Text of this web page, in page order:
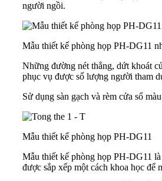
người ngồi.
Mẫu thiết kế phòng họp PH-DG11
Những đường nét thẳng, dứt khoát
phục vụ được số lượng người tham
Sử dụng sàn gạch và rèm cửa sổ
Mẫu thiết kế phòng họp PH-DG11
Mẫu thiết kế phòng họp PH-DG11
được sắp xếp một cách khoa học để